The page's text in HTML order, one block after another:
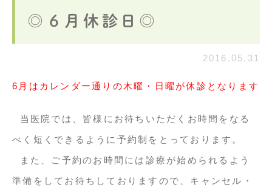
◎６月休診日◎
2016.05.31
6月はカレンダー通りの木曜・日曜が休診となります
当医院では、皆様にお待ちいただくお時間をなる
べく短くできるように予約制をとっております。
また、ご予約のお時間には診療が始められるよう
準備をしてお待ちしておりますので、キャンセル・